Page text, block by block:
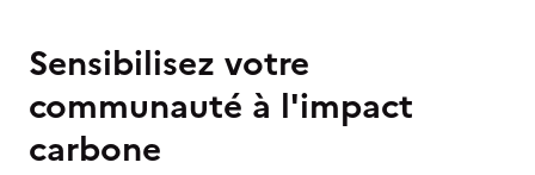
Sensibilisez votre
communauté à l'impact
carbone